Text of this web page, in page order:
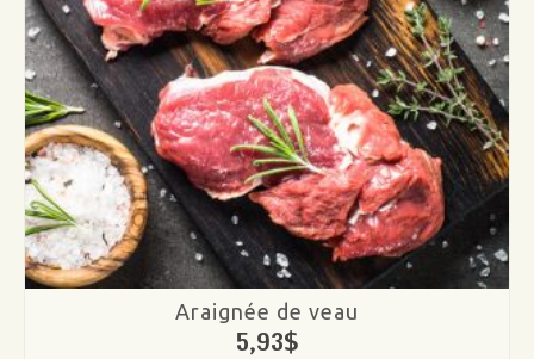
Araignée de veau
5,93$